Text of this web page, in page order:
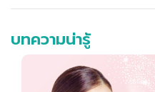
บทความน่ารู้